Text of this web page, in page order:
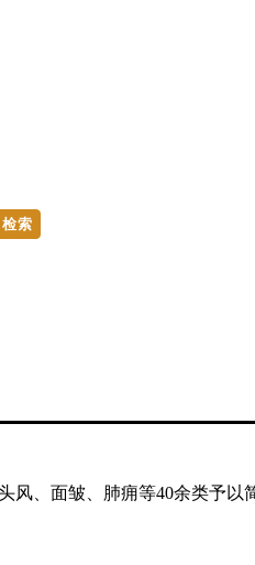
检索
风、面皱、肺痈等40余类予以